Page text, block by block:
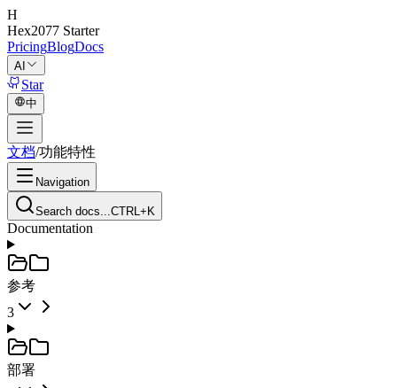
H
Hex2077 Starter
PricingBlogDocs
AI
Star
中
文档/功能特性
Navigation
Search docs...CTRL+K
Documentation
参考
3
部署